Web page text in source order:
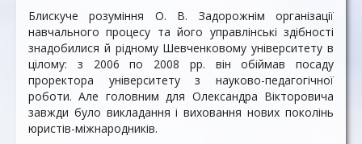
Блискуче розуміння О. В. Задорожнім організації
навчального процесу та його управлінські здібності
знадобилися й рідному Шевченковому університету в
цілому: з 2006 по 2008 рр. він обіймав посаду
проректора університету з науково-педагогічної
роботи. Але головним для Олександра Вікторовича
завжди було викладання і виховання нових поколінь
юристів-міжнародників.